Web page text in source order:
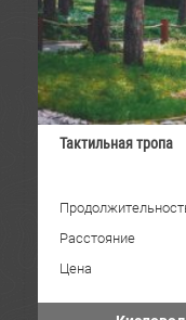
Тактильная тропа
Расстояние
Цена